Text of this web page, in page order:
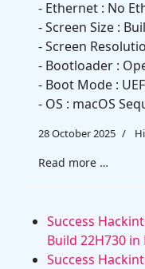
- Ethernet : No
- Screen Size :
- Screen
- Bootloader :
- Boot Mode :
- OS : macOS
28 October 2025
Read more …
Success
Build 22H730 in
Success